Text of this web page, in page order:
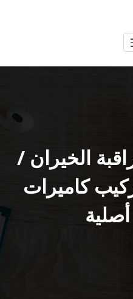
الخيران /
/ تركيب كاميرات